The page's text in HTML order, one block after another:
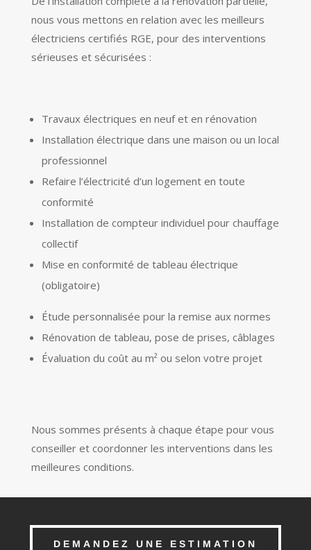
nous vous mettons en relation avec les meilleurs
électriciens certifiés RGE, pour des interventions
sérieuses et sécurisées :
Travaux électriques en neuf et en rénovation
Installation électrique dans une maison ou un local
professionnel
Refaire l’électricité d’un logement en toute
conformité
Installation de compteur individuel pour chauffage
collectif
Mise en conformité de tableau électrique
(obligatoire)
Étude personnalisée pour la remise aux normes
Rénovation de tableau, pose de prises, câblages
Évaluation du coût au m² ou selon votre projet
Nous sommes présents à chaque étape pour vous
conseiller et coordonner les interventions dans les
meilleures conditions.
DEMANDEZ UNE ESTIMATION